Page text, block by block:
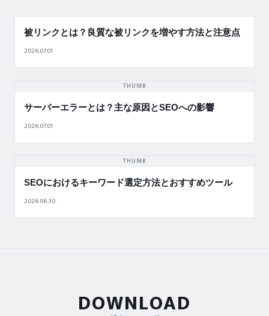
被リンクとは？良質な被リンクを増やす方法と注意点
2026.07.01
THUMB
サーバーエラーとは？主な原因とSEOへの影響
2026.07.01
THUMB
SEOにおけるキーワード選定方法とおすすめツール
2026.06.30
DOWNLOAD